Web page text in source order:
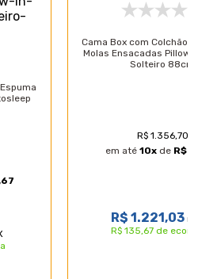
do Produto
do Colchão:
Molas/Tecido;
(larg. x comp. x alt.)
Cama Box com Colchão
Molas Ensacadas Pillow
Solteiro 88cm
R$ 1.356,70
em até10x de R$
R$ 1.221,03no
R$ 135,67 de